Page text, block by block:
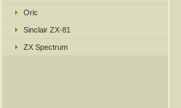
Oric
Sinclair ZX-81
ZX Spectrum